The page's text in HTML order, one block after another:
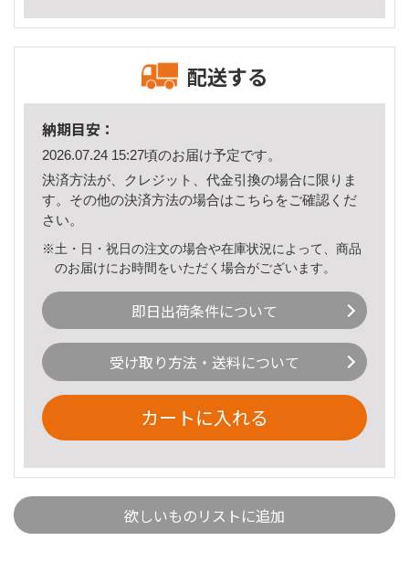
配送する
納期目安：
2026.07.24 15:27頃のお届け予定です。
決済方法が、クレジット、代金引換の場合に限りま
す。その他の決済方法の場合はこちら をご確認くだ
さい。
※土・日・祝日の注文の場合や在庫状況によって、商品
のお届けにお時間をいただく場合がございます。
即日出荷条件について
受け取り方法・送料について
カートに入れる
欲しいものリストに追加